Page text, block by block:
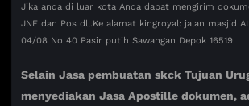
Jika anda di luar kota Anda dapat mengirim
JNE dan Pos dll.Ke alamat kingroyal: jalan masjid
04/08 No 40 Pasir putih Sawangan Depok 16519.
Selain Jasa pembuatan skck Tujuan
menyediakan Jasa Apostille dokumen,